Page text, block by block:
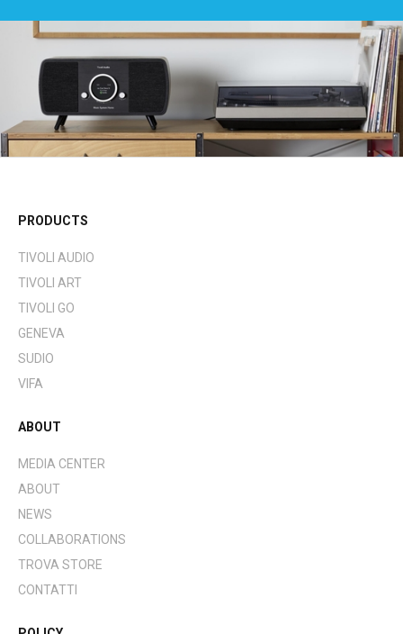
PRODUCTS
TIVOLI AUDIO
TIVOLI ART
TIVOLI GO
GENEVA
SUDIO
VIFA
ABOUT
MEDIA CENTER
ABOUT
NEWS
COLLABORATIONS
TROVA STORE
CONTATTI